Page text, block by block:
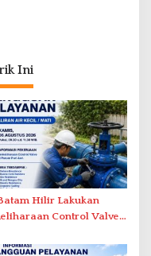
Ini
Hilir Lakukan
Control Valve,